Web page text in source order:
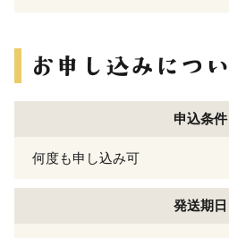
申込条件
何度も申し込み可
発送期日